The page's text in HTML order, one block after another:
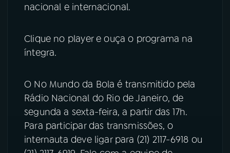
TikTok
nacional e internacional.
Clique no player e ouça o programa na
íntegra.
O No Mundo da Bola é transmitido pela
Rádio Nacional do Rio de Janeiro, de
segunda a sexta-feira, a partir das 17h.
Para participar das transmissões, o
internauta deve ligar para (21) 2117-6918 ou